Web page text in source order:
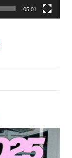
05:01